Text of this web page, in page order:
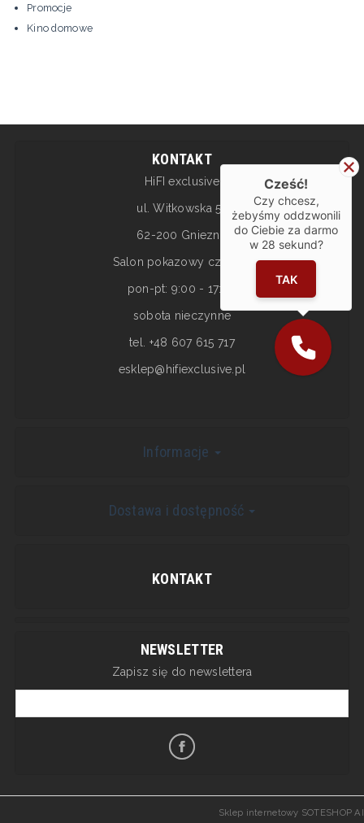
Promocje
Kino domowe
KONTAKT
HiFI exclusive
ul. Witkowska 5a
62-200 Gniezno
Salon pokazowy czynny:
pon-pt: 9:00 - 17:00
sobota nieczynne
tel. +48 607 615 717
esklep@hifiexclusive.pl
Informacje
Dostawa i dostępność
KONTAKT
NEWSLETTER
Zapisz się do newslettera
Sklep internetowy SOTESHOP AI
Cześć!
Czy chcesz,
żebyśmy oddzwonili
do Ciebie za darmo
w 28 sekund?
TAK